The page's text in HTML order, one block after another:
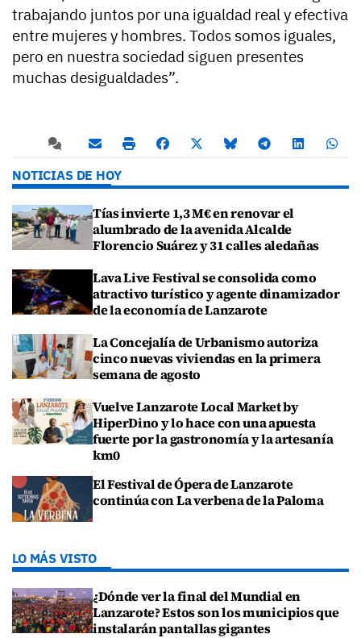
trabajando juntos por una igualdad real y efectiva
entre mujeres y hombres. Todos somos iguales,
pero en nuestra sociedad siguen presentes
muchas desigualdades”.
NOTICIAS DE HOY
Tías invierte 1,3 M€ en renovar el
alumbrado de la avenida Alcalde
Florencio Suárez y 31 calles aledañas
Lava Live Festival se consolida como
atractivo turístico y agente dinamizador
de la economía de Lanzarote
La Concejalía de Urbanismo autoriza
cinco nuevas viviendas en la primera
semana de agosto
Vuelve Lanzarote Local Market by
HiperDino y lo hace con una apuesta
fuerte por la gastronomía y la artesanía
km0
El Festival de Ópera de Lanzarote
continúa con La verbena de la Paloma
LO MÁS VISTO
¿Dónde ver la final del Mundial en
Lanzarote? Estos son los municipios que
instalarán pantallas gigantes